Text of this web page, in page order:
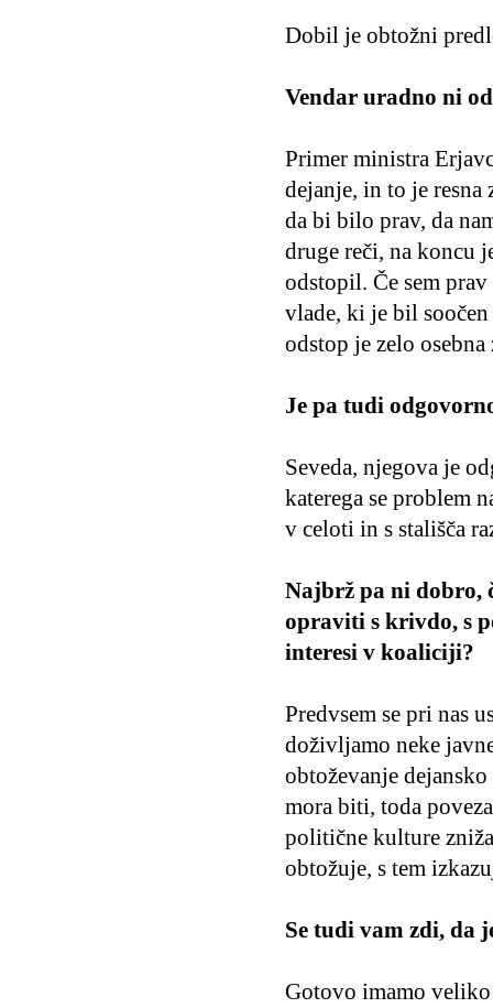
Dobil je obtožni
Vendar uradno ni
Primer ministra
dejanje, in to je
da bi bilo prav, da
druge reči, na koncu
odstopil. Če sem
vlade, ki je bil
odstop je zelo
Je pa tudi
Seveda, njegova je
katerega se problem
v celoti in s stališča
Najbrž pa ni dobro,
opraviti s krivdo, s
interesi v koaliciji?
Predvsem se pri nas
doživljamo neke
obtoževanje
mora biti, toda
politične kulture
obtožuje, s tem
Se tudi vam zdi, da
Gotovo imamo